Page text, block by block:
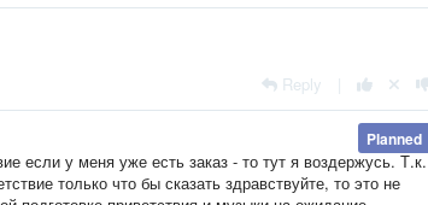
Reply
Planned
если у меня уже есть заказ - то тут я воздержусь. Т.к.
только что бы сказать здравствуйте, то это не